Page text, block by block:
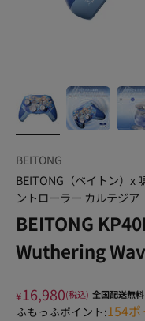
BEITONG
BEITONG（ベイトン）x
ントローラー カルテジア
BEITONG
Wuthering
¥16,980(税込) 全国配送無料
ふもっふポイント:154ポ